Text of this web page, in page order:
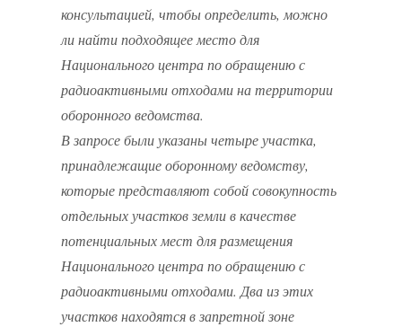
консультацией, чтобы определить, можно
ли найти подходящее место для
Национального центра по обращению с
радиоактивными отходами на территории
оборонного ведомства.
В запросе были указаны четыре участка,
принадлежащие оборонному ведомству,
которые представляют собой совокупность
отдельных участков земли в качестве
потенциальных мест для размещения
Национального центра по обращению с
радиоактивными отходами. Два из этих
участков находятся в запретной зоне